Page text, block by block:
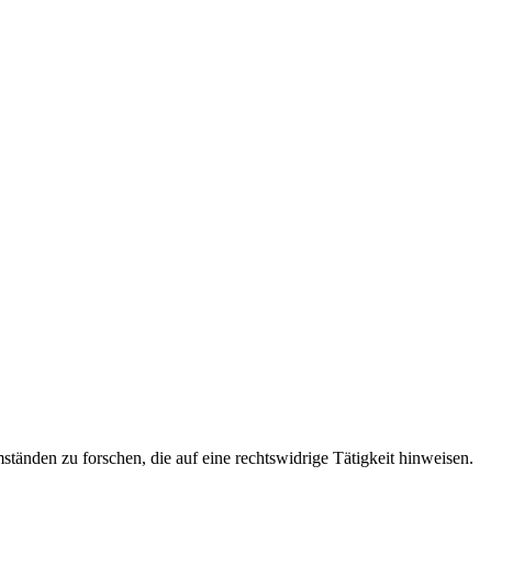
zu forschen, die auf eine rechtswidrige Tätigkeit hinweisen.